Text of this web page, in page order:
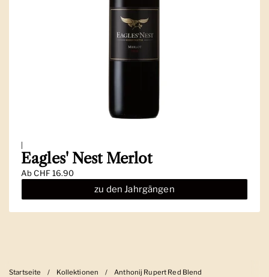
|
Eagles' Nest Merlot
AbCHF 16.90
zu den Jahrgängen
Startseite / Kollektionen / Anthonij Rupert Red Blend